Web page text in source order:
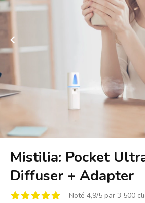

Mistilia: Pocket
Diffuser + Adapter
Noté 4,9/5 par 3 500